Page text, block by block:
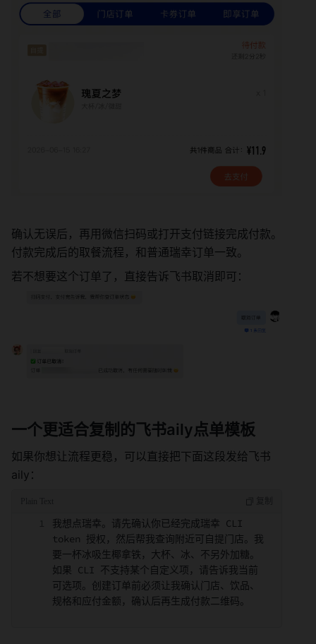
确认无误后，再用微信扫码或打开支付链接完成付款。
付款完成后的取餐流程，和普通瑞幸订单一致。
若不想要这个订单了，直接告诉飞书取消即可：
一个更适合复制的飞书aily点单模板
如果你想让流程更稳，可以直接把下面这段发给飞书
aily：
我想点瑞幸。请先确认你已经完成瑞幸 CLI
token 授权，然后帮我查询附近可自提门店。我
要一杯冰吸生椰拿铁，大杯、冰、不另外加糖。
如果 CLI 不支持某个自定义项，请告诉我当前
可选项。创建订单前必须让我确认门店、饮品、
规格和应付金额，确认后再生成付款二维码。